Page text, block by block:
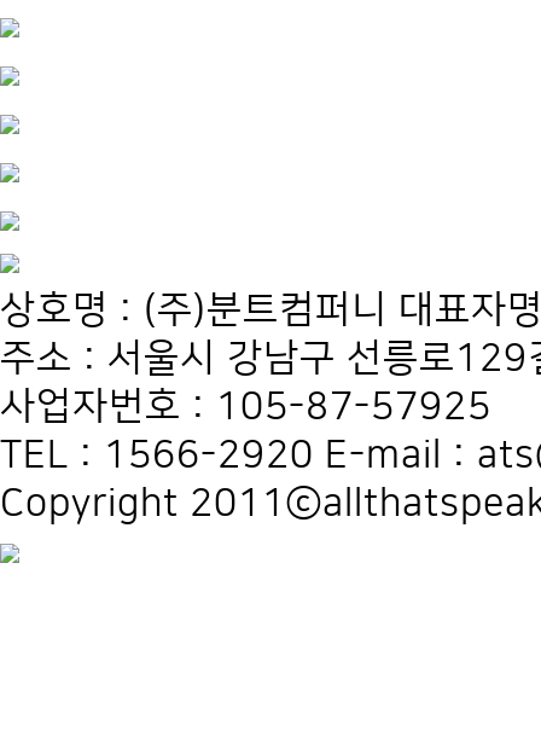
상호명 : (주)분트컴퍼니 대표자
주소 : 서울시 강남구 선릉로
사업자번호 : 105-87-57925
TEL : 1566-2920 E-mail :
Copyright